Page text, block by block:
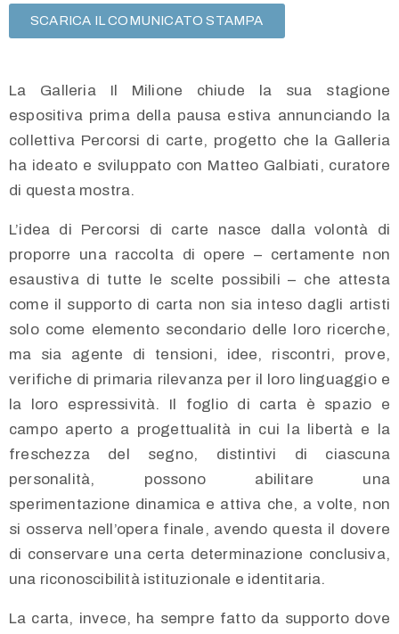
SCARICA IL COMUNICATO STAMPA
La Galleria Il Milione chiude la sua stagione
espositiva prima della pausa estiva annunciando la
collettiva Percorsi di carte, progetto che la Galleria
ha ideato e sviluppato con Matteo Galbiati, curatore
di questa mostra.
L’idea di Percorsi di carte nasce dalla volontà di
proporre una raccolta di opere – certamente non
esaustiva di tutte le scelte possibili – che attesta
come il supporto di carta non sia inteso dagli artisti
solo come elemento secondario delle loro ricerche,
ma sia agente di tensioni, idee, riscontri, prove,
verifiche di primaria rilevanza per il loro linguaggio e
la loro espressività. Il foglio di carta è spazio e
campo aperto a progettualità in cui la libertà e la
freschezza del segno, distintivi di ciascuna
personalità, possono abilitare una
sperimentazione dinamica e attiva che, a volte, non
si osserva nell’opera finale, avendo questa il dovere
di conservare una certa determinazione conclusiva,
una riconoscibilità istituzionale e identitaria.
La carta, invece, ha sempre fatto da supporto dove